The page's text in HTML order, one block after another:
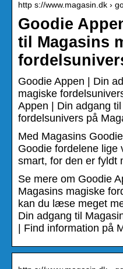
http s://www.magasin.dk ›
Goodie
til Magasins
Goodie Appen | Din
magiske
Appen | Din adgang
fordelsunivers på
Med Magasins
Goodie fordelene lige
smart, for den er fyldt
Se mere om Goodie
Magasins magiske
kan du læse meget
Din adgang til
| Find information på